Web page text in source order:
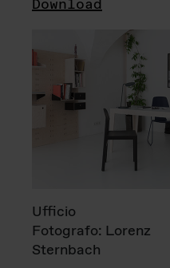
Download
Ufficio
Fotografo: Lorenz
Sternbach